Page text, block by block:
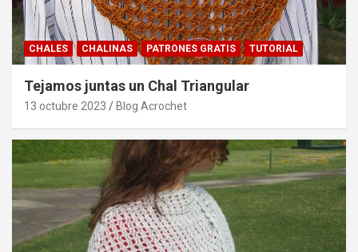
CHALES CHALINAS PATRONES GRATIS TUTORIAL
Tejamos juntas un Chal Triangular
13 octubre 2023 Blog Acrochet